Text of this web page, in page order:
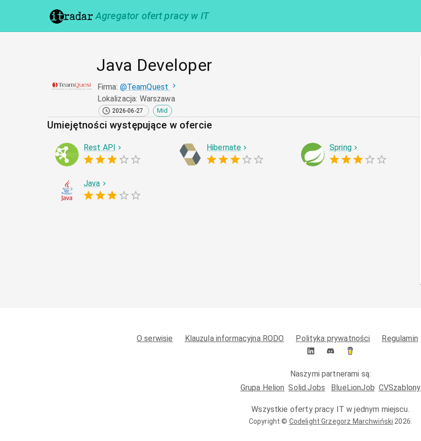
Agregator ofert pracy w IT
Java Developer
Firma: @TeamQuest
Lokalizacja: Warszawa
2026-06-27 Mid
Umiejętności występujące w ofercie
Rest API Hibernate Spring
Java
O serwisie Klauzula informacyjna RODO Polityka prywatności Regulamin
Naszymi partnerami są:
Grupa Helion Solid.Jobs BlueLionJob CVSzablony
Wszystkie oferty pracy IT w jednym miejscu.
Copyright © Codelight Grzegorz Marchwiński 2026